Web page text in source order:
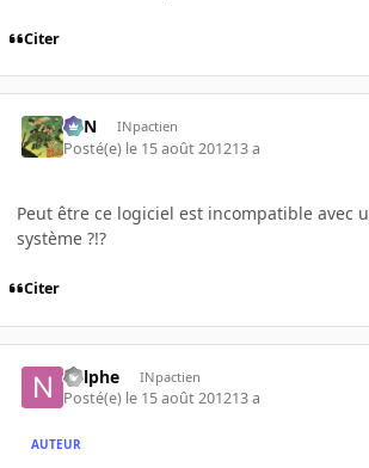
Citer
RFN INpactien
Posté(e) le 15 août 201213 a
Peut être ce logiciel est incompatible avec
système ?!?
Citer
nelphe INpactien
Posté(e) le 15 août 201213 a
AUTEUR